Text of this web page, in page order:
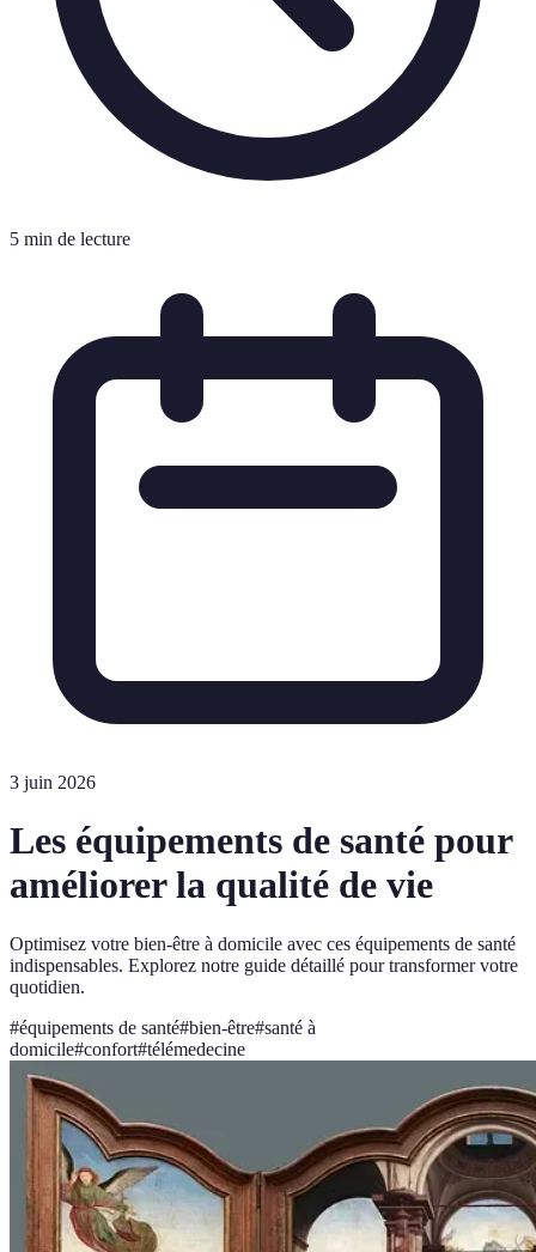
5 min de lecture
3 juin 2026
Les équipements de santé pour
améliorer la qualité de vie
Optimisez votre bien-être à domicile avec ces équipements de santé
indispensables. Explorez notre guide détaillé pour transformer votre
quotidien.
#équipements de santé#bien-être#santé à
domicile#confort#télémedecine